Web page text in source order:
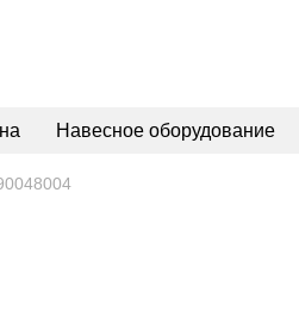
Навесное оборудование